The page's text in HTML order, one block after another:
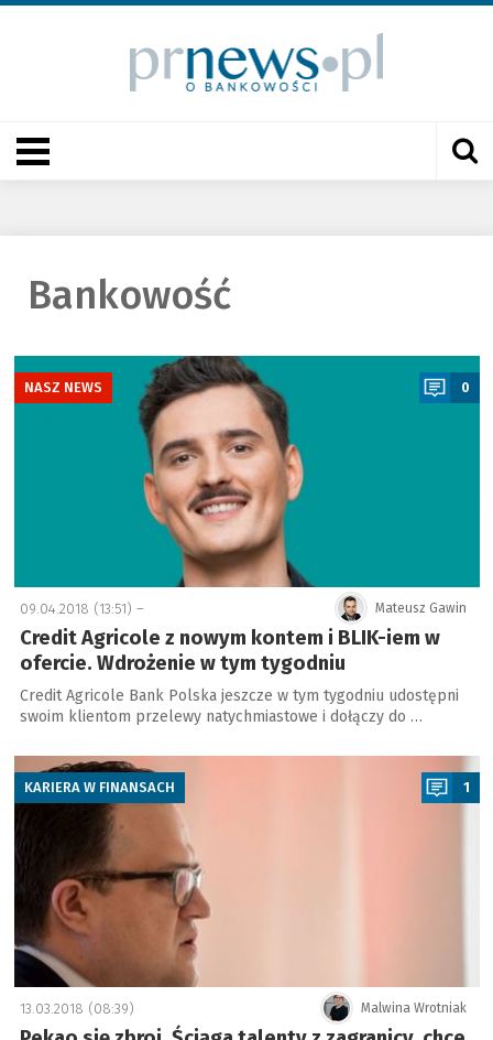
Bankowość
a
NASZ NEWS 0
Mateusz Gawin
09.04.2018 (13:51) –
Credit Agricole z nowym kontem i BLIK-iem w
ofercie. Wdrożenie w tym tygodniu
Credit Agricole Bank Polska jeszcze w tym tygodniu udostępni
swoim klientom przelewy natychmiastowe i dołączy do …
a
KARIERA W FINANSACH 1
Malwina Wrotniak
13.03.2018 (08:39)